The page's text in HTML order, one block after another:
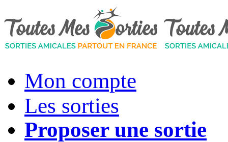
Mon compte
Les sorties
Proposer une sortie